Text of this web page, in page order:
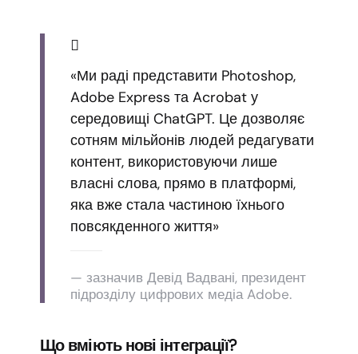
«Ми раді представити Photoshop,
Adobe Express та Acrobat у
середовищі ChatGPT. Це дозволяє
сотням мільйонів людей редагувати
контент, використовуючи лише
власні слова, прямо в платформі,
яка вже стала частиною їхнього
повсякденного життя»
— зазначив Девід Вадвані, президент
підрозділу цифрових медіа Adobe.
Що вміють нові інтеграції?